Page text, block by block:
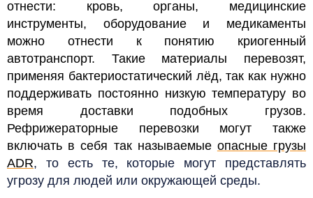
отнести: кровь, органы, медицинские
инструменты, оборудование и медикаменты
можно отнести к понятию криогенный
автотранспорт. Такие материалы перевозят,
применяя бактериостатический лёд, так как нужно
поддерживать постоянно низкую температуру во
время доставки подобных грузов.
Рефрижераторные перевозки могут также
включать в себя так называемые опасные грузы
ADR, то есть те, которые могут представлять
угрозу для людей или окружающей среды.